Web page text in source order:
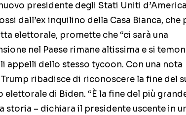
presidente degli Stati Uniti
dall’ex inquilino della Casa Bianca, che
elettorale, promette che “ci sarà una
nel Paese rimane altissima e si
appelli dello stesso tycoon. Con una nota
ribadisce di riconoscere la fine del
di Biden. “È la fine del più
storia – dichiara il presidente uscente in